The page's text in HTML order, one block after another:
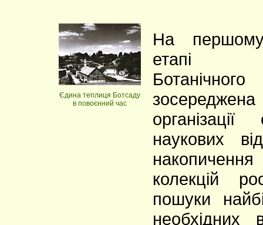
Єдина теплиця Ботсаду
в повоєнний час
На
етапі
наукових
колекцій
пошуки